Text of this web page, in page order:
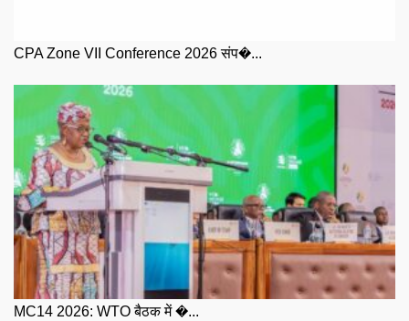
CPA Zone VII Conference 2026 संप�...
MC14 2026: WTO बैठक में �...